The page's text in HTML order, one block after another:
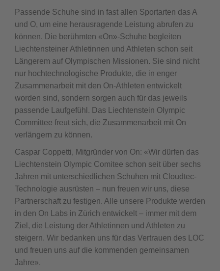
Passende Schuhe sind in fast allen Sportarten das A
und O, um eine herausragende Leistung abrufen zu
können. Die berühmten «On»-Schuhe begleiten
Liechtensteiner Athletinnen und Athleten schon seit
Längerem auf Olympischen Missionen. Sie sind nicht
nur hochtechnologische Produkte, die in enger
Zusammenarbeit mit den On-Athleten entwickelt
worden sind, sondern sorgen auch für das jeweils
passende Laufgefühl. Das Liechtenstein Olympic
Committee freut sich, die Zusammenarbeit mit On
verlängern zu können.
Caspar Coppetti, Mitgründer von On: «Wir dürfen das
Liechtenstein Olympic Comitee schon seit über sechs
Jahren mit unterschiedlichen Schuhen mit Cloudtec-
Technologie ausrüsten – nun freuen wir uns, diese
Partnerschaft zu festigen. Alle unsere Produkte werden
in den On Labs in Zürich entwickelt – immer mit dem
Ziel, die Leistung der Athletinnen und Athleten zu
steigern. Wir bedanken uns für das Vertrauen des LOC
und freuen uns auf die kommenden gemeinsamen
Jahre».